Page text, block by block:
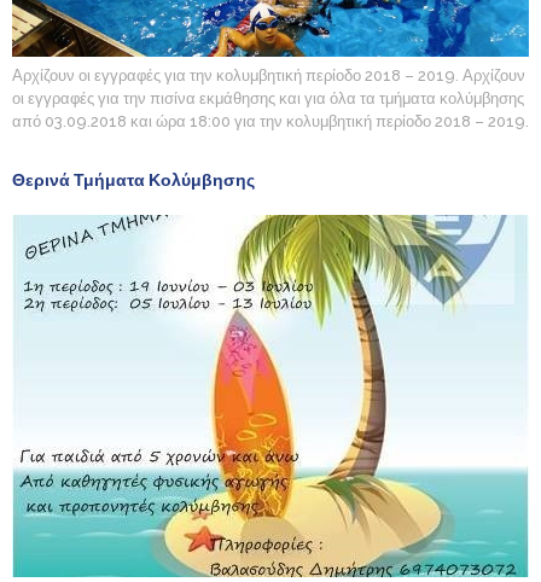
Αρχίζουν οι εγγραφές για την κολυμβητική περίοδο 2018 – 2019. Αρχίζουν
οι εγγραφές για την πισίνα εκμάθησης και για όλα τα τμήματα κολύμβησης
από 03.09.2018 και ώρα 18:00 για την κολυμβητική περίοδο 2018 – 2019.
Θερινά Τμήματα Κολύμβησης